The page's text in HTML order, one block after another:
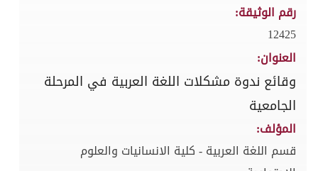
رقم الوثيقة:
12425
العنوان:
وقائع ندوة مشكلات اللغة العربية في المرحلة
الجامعية
المؤلف:
قسم اللغة العربية - كلية الانسانيات والعلوم